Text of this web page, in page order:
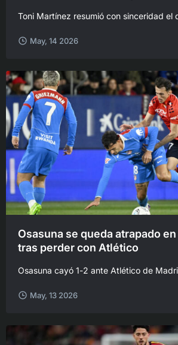
Toni Martínez resumió con sinceridad el
May, 14 2026
Osasuna se queda atrapado
tras perder con Atlético
Osasuna cayó 1-2 ante Atlético de
May, 13 2026